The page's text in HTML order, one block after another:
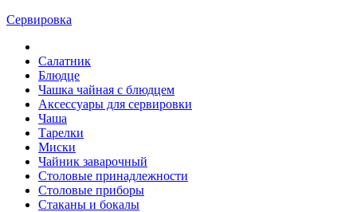
Сервировка
Салатник
Блюдце
Чашка чайная с блюдцем
Аксессуары для сервировки
Чаша
Тарелки
Миски
Чайник заварочный
Столовые принадлежности
Столовые приборы
Стаканы и бокалы